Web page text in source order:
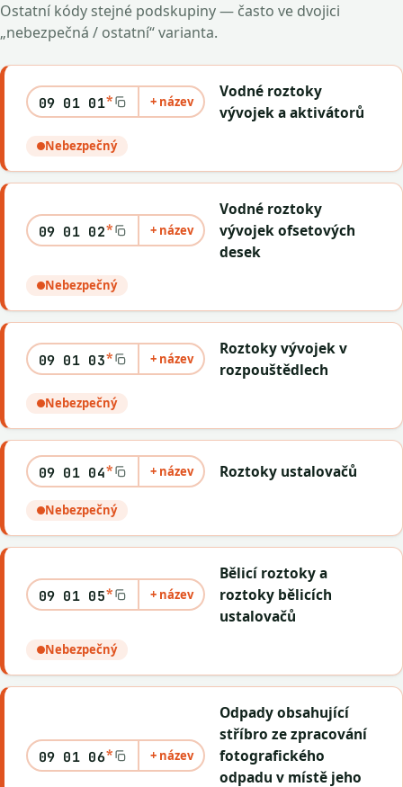
Ostatní kódy stejné podskupiny — často ve dvojici
„nebezpečná / ostatní“ varianta.
09 01 01* + název
Vodné roztoky
vývojek a aktivátorů
Nebezpečný
09 01 02* + název
Vodné roztoky
vývojek ofsetových
desek
Nebezpečný
09 01 03* + název
Roztoky vývojek v
rozpouštědlech
Nebezpečný
09 01 04* + název Roztoky ustalovačů
Nebezpečný
09 01 05* + název
Bělicí roztoky a
roztoky bělicích
ustalovačů
Nebezpečný
09 01 06* + název
Odpady obsahující
stříbro ze zpracování
fotografického
odpadu v místě jeho